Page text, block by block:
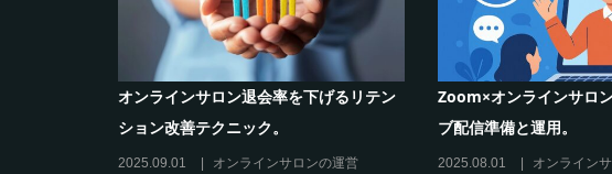
ラインサロン退会率を下げるリテン
ン改善テクニック。
オンラインサロンの運営
Zoom×オンラインサロン｜効果的なライ
2025.08.01 オンラインサロンの運営